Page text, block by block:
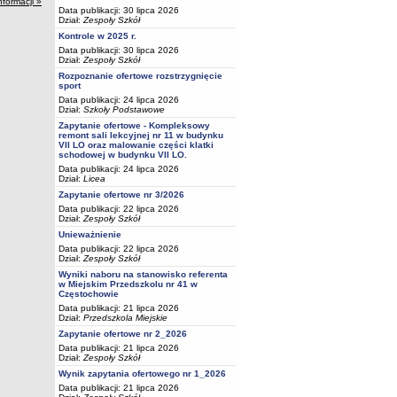
Data publikacji: 30 lipca 2026
Dział: Zespoły Szkół
Kontrole w 2025 r.
Data publikacji: 30 lipca 2026
Dział: Zespoły Szkół
Rozpoznanie ofertowe rozstrzygnięcie
sport
Data publikacji: 24 lipca 2026
Dział: Szkoły Podstawowe
Zapytanie ofertowe - Kompleksowy
remont sali lekcyjnej nr 11 w budynku
VII LO oraz malowanie części klatki
schodowej w budynku VII LO.
Data publikacji: 24 lipca 2026
Dział: Licea
Zapytanie ofertowe nr 3/2026
Data publikacji: 22 lipca 2026
Dział: Zespoły Szkół
Unieważnienie
Data publikacji: 22 lipca 2026
Dział: Zespoły Szkół
Wyniki naboru na stanowisko referenta
w Miejskim Przedszkolu nr 41 w
Częstochowie
Data publikacji: 21 lipca 2026
Dział: Przedszkola Miejskie
Zapytanie ofertowe nr 2_2026
Data publikacji: 21 lipca 2026
Dział: Zespoły Szkół
Wynik zapytania ofertowego nr 1_2026
Data publikacji: 21 lipca 2026